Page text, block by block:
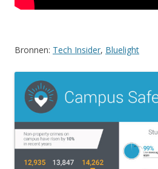
Bronnen: Tech Insider, Bluelight